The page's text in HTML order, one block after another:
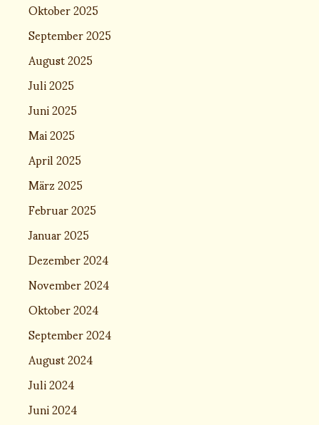
Oktober 2025
September 2025
August 2025
Juli 2025
Juni 2025
Mai 2025
April 2025
März 2025
Februar 2025
Januar 2025
Dezember 2024
November 2024
Oktober 2024
September 2024
August 2024
Juli 2024
Juni 2024